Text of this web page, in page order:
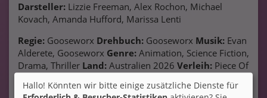
Darsteller: Lizzie Freeman, Alex Rochon, Michael
Kovach, Amanda Hufford, Marissa Lenti
Regie: Gooseworx Drehbuch: Gooseworx Musik: Evan
Alderete, Gooseworx Genre: Animation, Science Fiction,
Drama, Thriller Land: Australien 2026 Verleih: Piece Of
Hallo! Könnten wir bitte einige zusätzliche Dienste für